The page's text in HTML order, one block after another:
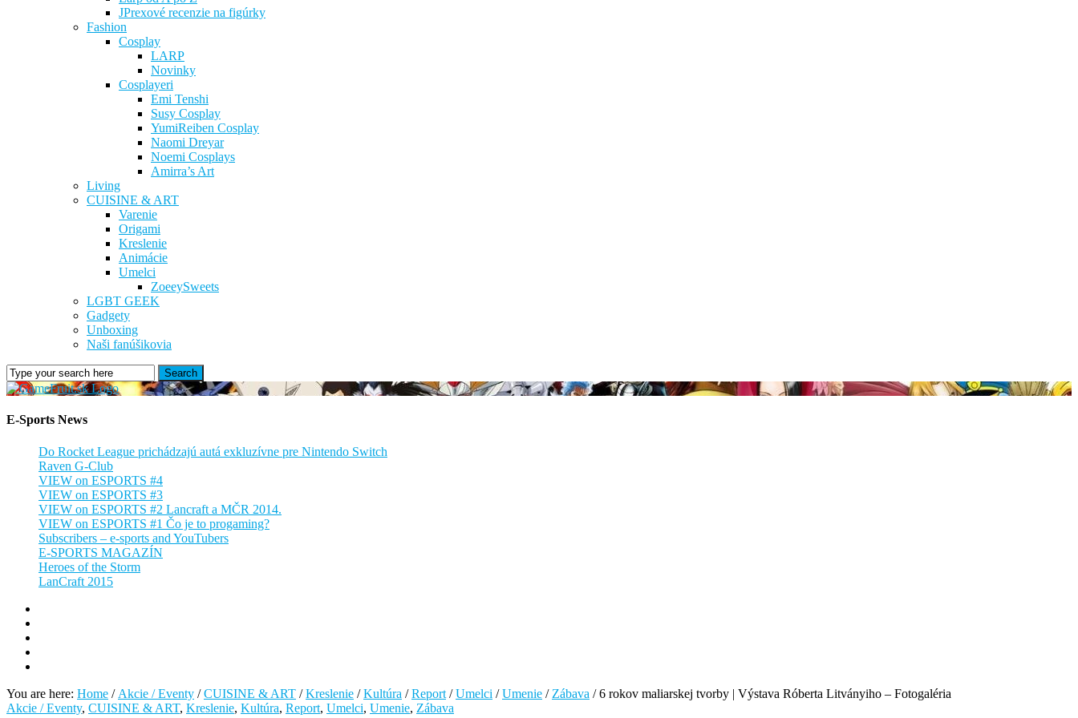
JPrexové recenzie na figúrky
Fashion
Cosplay
LARP
Novinky
Cosplayeri
Emi Tenshi
Susy Cosplay
YumiReiben Cosplay
Naomi Dreyar
Noemi Cosplays
Amirra’s Art
Living
CUISINE & ART
Varenie
Origami
Kreslenie
Animácie
Umelci
ZoeeySweets
LGBT GEEK
Gadgety
Unboxing
Naši fanúšikovia
GameFruit.sk
E-Sports News
Do Rocket League prichádzajú autá exkluzívne pre Nintendo Switch
Raven G-Club
VIEW on ESPORTS #4
VIEW on ESPORTS #3
VIEW on ESPORTS #2 Lancraft a MČR 2014.
VIEW on ESPORTS #1 Čo je to progaming?
Subscribers – e-sports and YouTubers
E-SPORTS MAGAZÍN
Heroes of the Storm
LanCraft 2015
You are here: Home / Akcie / Eventy /CUISINE & ART /Kreslenie /Kultúra /Report /Umelci /Umenie / Zábava /6 rokov maliarskej tvorby | Výstava Róberta Litványiho – Fotogaléria
Akcie / Eventy, CUISINE & ART, Kreslenie, Kultúra, Report, Umelci, Umenie, Zábava